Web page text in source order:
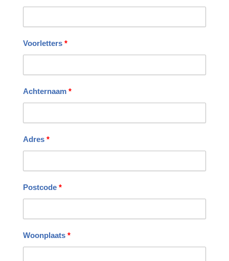
Voorletters
Achternaam
Adres
Postcode
Woonplaats